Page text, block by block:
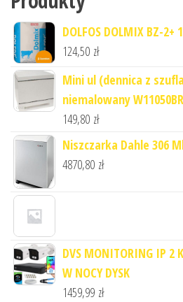
DOLFOS DOLMIX BZ-2+
124,50 zł
Mini ul (dennica z
niemalowany W11050BR
149,80 zł
Niszczarka Dahle 306
4870,80 zł
DVS MONITORING IP 2
W NOCY DYSK
1459,99 zł